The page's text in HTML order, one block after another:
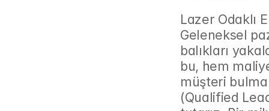
Lazer Odaklı
Geleneksel
balıkları
bu, hem
müşteri
(Qualified